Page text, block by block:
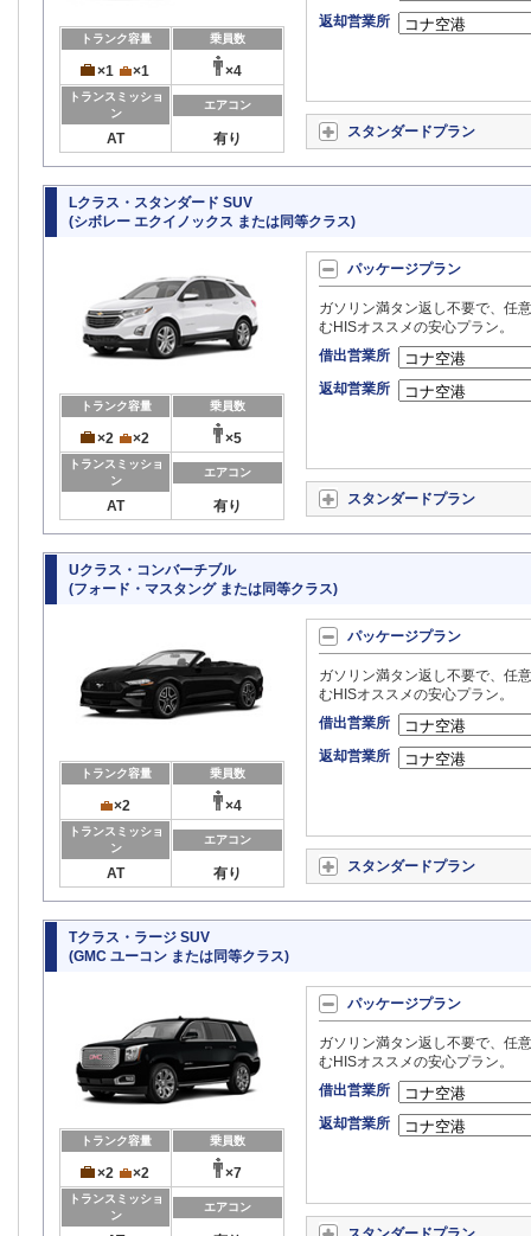
トランク容量 乗員数
×1 ×1 ×4
トランスミッショ
ン
エアコン
AT 有り
返却営業所
スタンダードプラン
Lクラス・スタンダード SUV
(シボレー エクイノックス または同等クラス)
トランク容量 乗員数
×2 ×2 ×5
トランスミッショ
ン
エアコン
AT 有り
パッケージプラン
ガソリン満タン返し不要で、任
むHISオススメの安心プラン。
借出営業所
返却営業所
スタンダードプラン
Uクラス・コンバーチブル
(フォード・マスタング または同等クラス)
トランク容量 乗員数
×2 ×4
トランスミッショ
ン
エアコン
AT 有り
パッケージプラン
ガソリン満タン返し不要で、任
むHISオススメの安心プラン。
借出営業所
返却営業所
スタンダードプラン
Tクラス・ラージ SUV
(GMC ユーコン または同等クラス)
トランク容量 乗員数
×2 ×2 ×7
トランスミッショ
ン
エアコン
パッケージプラン
ガソリン満タン返し不要で、任
むHISオススメの安心プラン。
借出営業所
返却営業所